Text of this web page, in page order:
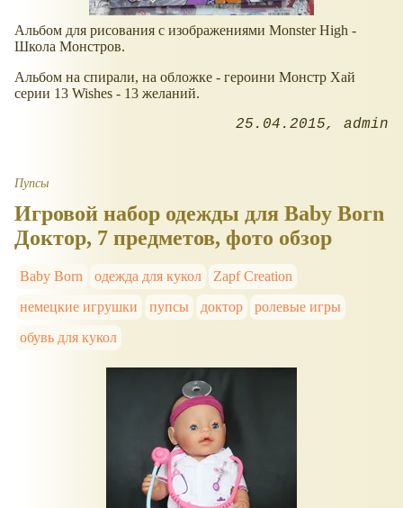
Альбом для рисования с изображениями Monster High -
Школа Монстров.
Альбом на спирали, на обложке - героини Монстр Хай
серии 13 Wishes - 13 желаний.
25.04.2015 admin
Пупсы
Игровой набор одежды для Baby Born
Доктор, 7 предметов, фото обзор
Baby Born одежда для кукол
Zapf Creation
немецкие игрушки
пупсы доктор
ролевые игры
обувь для кукол